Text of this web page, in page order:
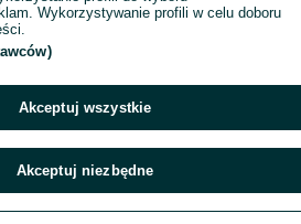
Wykorzystywanie profili w celu doboru
Akceptuj wszystkie
Akceptuj niezbędne